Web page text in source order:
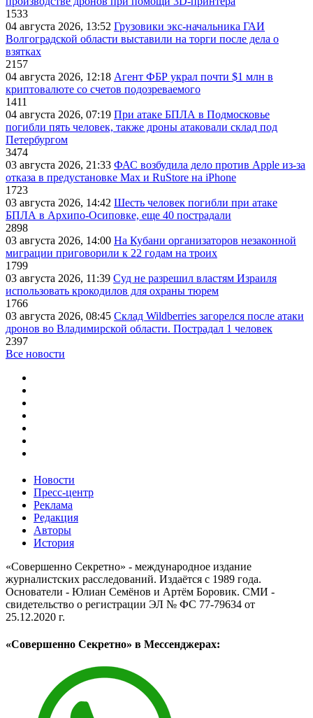
1533
04 августа 2026, 13:52 Грузовики экс-начальника ГАИ
Волгоградской области выставили на торги после дела о
взятках
2157
04 августа 2026, 12:18 Агент ФБР украл почти $1 млн в
криптовалюте со счетов подозреваемого
1411
04 августа 2026, 07:19 При атаке БПЛА в Подмосковье
погибли пять человек, также дроны атаковали склад под
Петербургом
3474
03 августа 2026, 21:33 ФАС возбудила дело против Apple из-за
отказа в предустановке Max и RuStore на iPhone
1723
03 августа 2026, 14:42 Шесть человек погибли при атаке
БПЛА в Архипо-Осиповке, еще 40 пострадали
2898
03 августа 2026, 14:00 На Кубани организаторов незаконной
миграции приговорили к 22 годам на троих
1799
03 августа 2026, 11:39 Суд не разрешил властям Израиля
использовать крокодилов для охраны тюрем
1766
03 августа 2026, 08:45 Склад Wildberries загорелся после атаки
дронов во Владимирской области. Пострадал 1 человек
2397
Все новости
Новости
Пресс-центр
Реклама
Редакция
Авторы
История
«Совершенно Секретно» - международное издание
журналистских расследований. Издаётся с 1989 года.
Основатели - Юлиан Семёнов и Артём Боровик. CМИ -
свидетельство о регистрации ЭЛ № ФС 77-79634 от
25.12.2020 г.
«Совершенно Секретно» в Мессенджерах: